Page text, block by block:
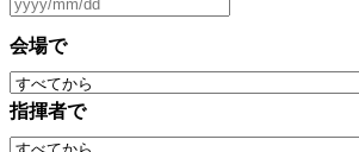
会場で
指揮者で